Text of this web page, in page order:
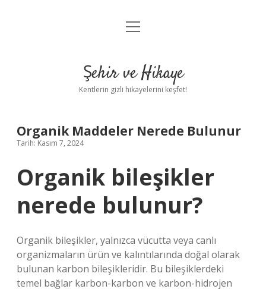
Anasayfa
Yasal Uyarı
menüyü
Şehir ve Hikaye
Kentlerin gizli hikayelerini keşfet!
Organik Maddeler Nerede Bulunur
Tarih: Kasım 7, 2024
Organik bileşikler
nerede bulunur?
Organik bileşikler, yalnızca vücutta veya canlı
organizmaların ürün ve kalıntılarında doğal olarak
bulunan karbon bileşikleridir. Bu bileşiklerdeki
temel bağlar karbon-karbon ve karbon-hidrojen